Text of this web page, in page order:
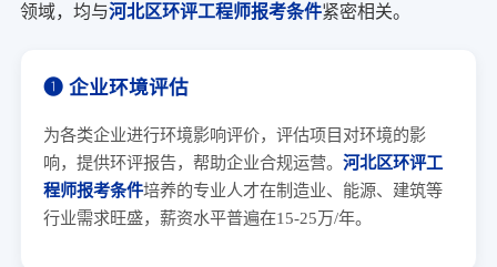
领域，均与河北区环评工程师报考条件紧密相关。
➊ 企业环境评估
为各类企业进行环境影响评价，评估项目对环境的影
响，提供环评报告，帮助企业合规运营。 河北区环评工
程师报考条件培养的专业人才在制造业、能源、建筑等
行业需求旺盛，薪资水平普遍在15-25万/年。